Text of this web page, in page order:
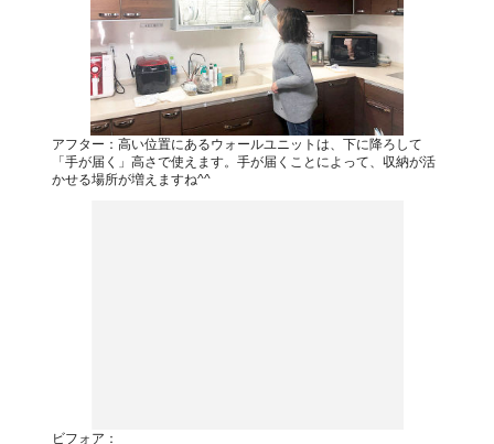
アフター：高い位置にあるウォールユニットは、下に降ろして
「手が届く」高さで使えます。手が届くことによって、収納が活
かせる場所が増えますね^^
ビフォア：